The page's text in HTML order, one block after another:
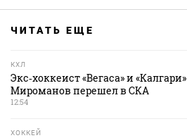
ЧИТАТЬ ЕЩЕ
КХЛ
Экс‑хоккеист «Вегаса» и «Калгари»
Мироманов перешел в СКА
12:54
ХОККЕЙ